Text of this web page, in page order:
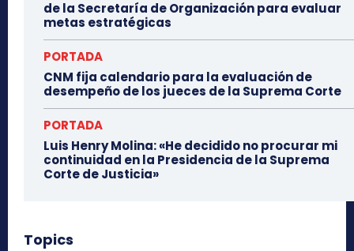
de la Secretaría de Organización para evaluar
metas estratégicas
PORTADA
CNM fija calendario para la evaluación de
desempeño de los jueces de la Suprema Corte
PORTADA
Luis Henry Molina: «He decidido no procurar mi
continuidad en la Presidencia de la Suprema
Corte de Justicia»
Topics